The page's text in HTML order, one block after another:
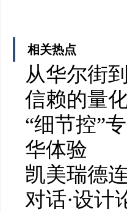
相关热点
从华尔街
信赖的量
“细节控”
华体验
凯美瑞德
对话·设计